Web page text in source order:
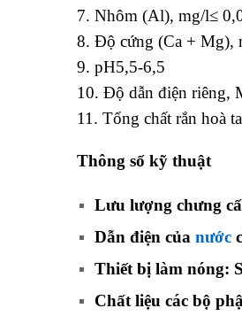
7. Nhôm (Al), mg/l≤
8. Độ cứng (Ca + Mg),
9. pH5,5-6,5
10. Độ dẫn điện riêng,
11. Tổng chất rắn hoà
Thông số kỹ thuật
Lưu lượng chưng
Dẫn điện của nước
Thiết bị làm nóng:
Chất liệu các bộ